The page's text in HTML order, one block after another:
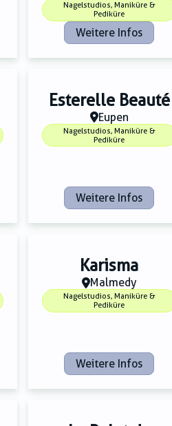
Nagelstudios, Maniküre &
Pediküre
Weitere Infos
Esterelle Beauté
Eupen
Nagelstudios, Maniküre &
Pediküre
Weitere Infos
Karisma
Malmedy
Nagelstudios, Maniküre &
Pediküre
Weitere Infos